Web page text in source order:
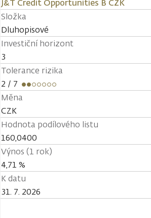
J&T Credit Opportunities B CZK
Složka
Dluhopisové
Investiční horizont
3
Tolerance rizika
2 / 7
Měna
CZK
Hodnota podílového listu
160,0400
Výnos (1 rok)
4,71 %
K datu
31. 7. 2026